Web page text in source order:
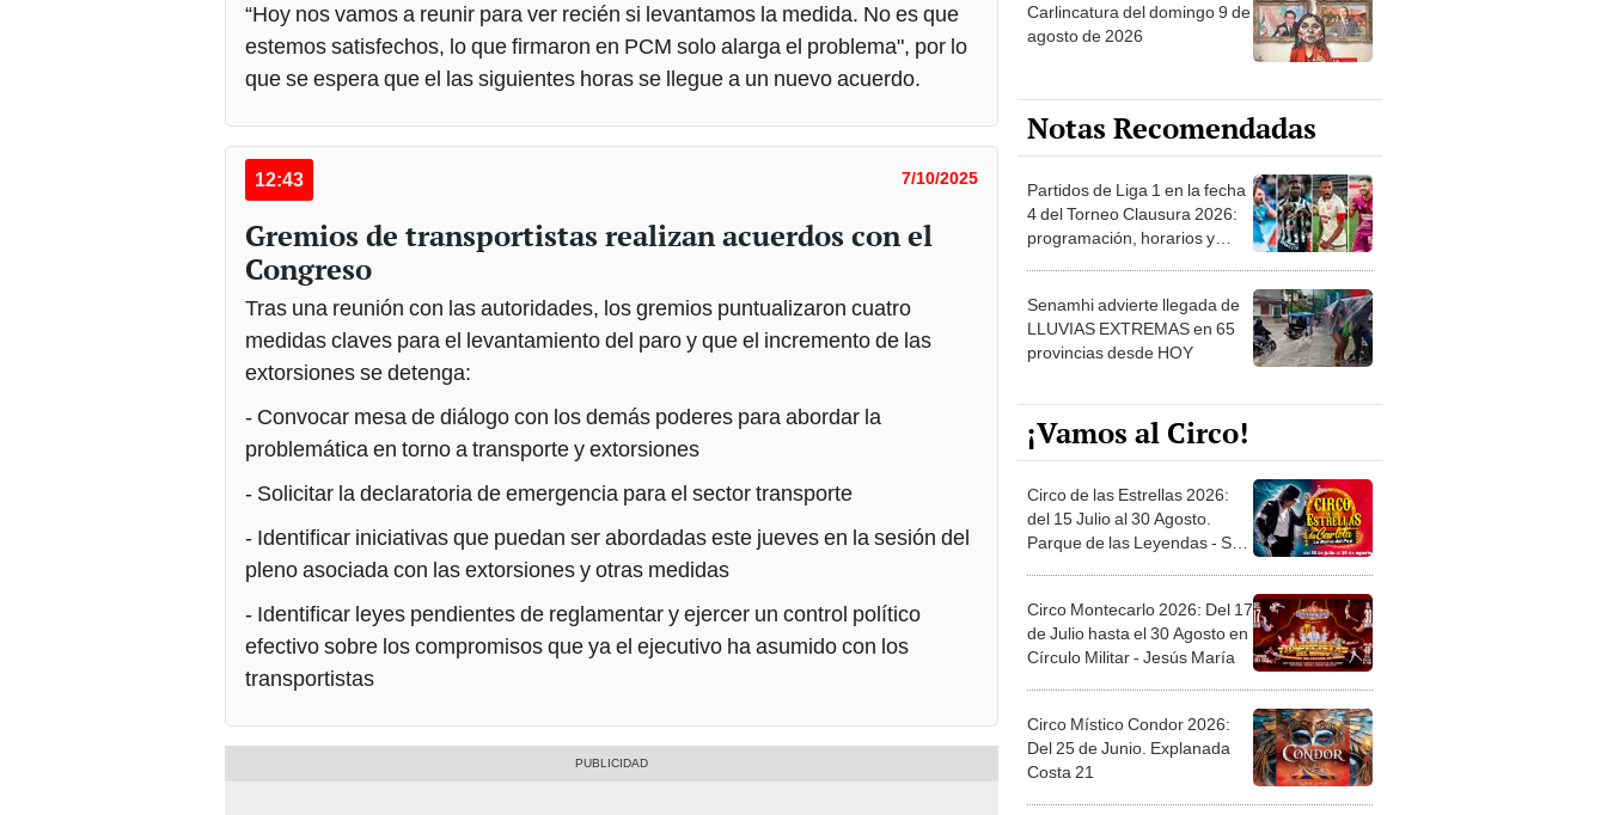
“Hoy nos vamos a reunir para ver recién si levantamos la medida. No es que
estemos satisfechos, lo que firmaron en PCM solo alarga el problema", por lo
que se espera que el las siguientes horas se llegue a un nuevo acuerdo.
12:43 7/10/2025
Gremios de transportistas realizan acuerdos con el
Congreso
Tras una reunión con las autoridades, los gremios puntualizaron cuatro
medidas claves para el levantamiento del paro y que el incremento de las
extorsiones se detenga:
- Convocar mesa de diálogo con los demás poderes para abordar la
problemática en torno a transporte y extorsiones
- Solicitar la declaratoria de emergencia para el sector transporte
- Identificar iniciativas que puedan ser abordadas este jueves en la sesión del
pleno asociada con las extorsiones y otras medidas
- Identificar leyes pendientes de reglamentar y ejercer un control político
efectivo sobre los compromisos que ya el ejecutivo ha asumido con los
transportistas
Carlincatura del domingo 9 de
agosto de 2026
Notas Recomendadas
Partidos de Liga 1 en la fecha
4 del Torneo Clausura 2026:
programación, horarios y
Senamhi advierte llegada de
LLUVIAS EXTREMAS en 65
provincias desde HOY
¡Vamos al Circo!
Circo de las Estrellas 2026:
del 15 Julio al 30 Agosto.
Parque de las Leyendas - San
Circo Montecarlo 2026: Del 17
de Julio hasta el 30 Agosto en
Círculo Militar - Jesús María
Circo Místico Condor 2026:
Del 25 de Junio. Explanada
Costa 21